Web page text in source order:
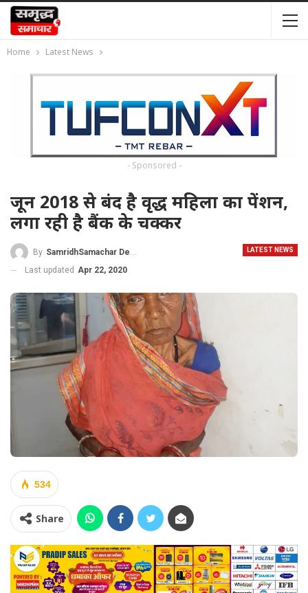
Home Latest News
- Sponsored -
जून 2018 से बंद है वृद्ध महिला का पेंशन,
लगा रही है बैंक के चक्कर
LATEST NEWS
By SamridhSamachar Desk
Last updated Apr 22, 2020
534
Share